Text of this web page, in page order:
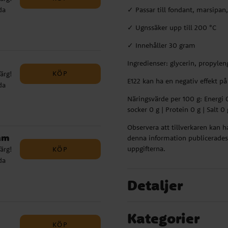
g
ha
g
KÖP
KÖP
KÖP
✓ Passar till fondant,
✓ Ugnssäker upp till 200 °C
✓ Innehåller 30 gram
Ingredienser: glycerin,
E122 kan ha en negativ effekt
Näringsvärde per 100 g:
socker 0 g | Protein 0 g | Salt 0
Observera att tillverkaren kan
denna information
uppgifterna.
Detaljer
Kategorier